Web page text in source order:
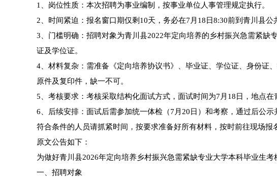
1、岗位性质：本次招聘为事业编制，按事业单位人事管理规定执行。
2、时间紧迫：报名窗口期仅剩10天，务必在7月18日8:30前到青川县公
3、门槛明确：招聘对象为青川县2022年定向培养的乡村振兴急需紧缺
证及学位证。
4、材料复杂：需准备《定向培养协议书》、毕业证、学位证、身份证
原件及复印件，缺一不可。
5、考核要求：考核采取结构化面试方式，面试时间为7月18日，地点在
6、后续安排：面试后需参加统一体检（7月20日）和考察，通过后公示
符合条件的人员请抓紧时间，按要求准备好所有材料，按时前往现场报
原文公告如下：
为做好青川县2026年定向培养乡村振兴急需紧缺专业大学本科毕业生考
一、招聘对象